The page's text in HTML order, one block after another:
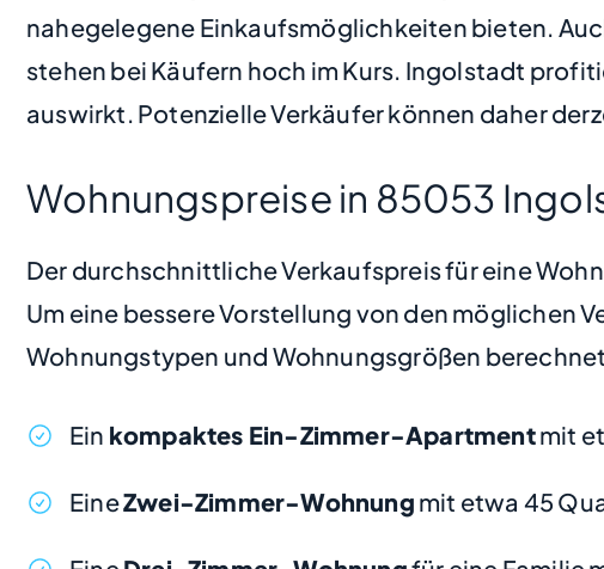
nahegelegene Einkaufsmöglichkeiten bieten.
stehen bei Käufern hoch im Kurs. Ingolstadt
auswirkt. Potenzielle Verkäufer können daher
Wohnungspreise in 85053
Der durchschnittliche Verkaufspreis für eine
Um eine bessere Vorstellung von den möglichen
Wohnungstypen und Wohnungsgrößen
Ein kompaktes Ein-Zimmer-Apartmentmit
EineZwei-Zimmer-Wohnung mit etwa 45